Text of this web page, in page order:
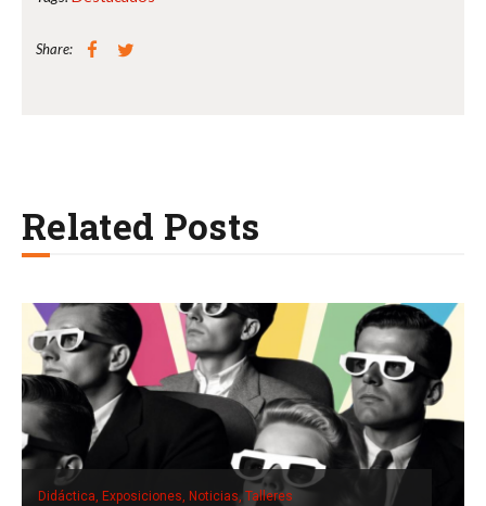
Share:
Related Posts
Didáctica, Exposiciones, Noticias, Talleres